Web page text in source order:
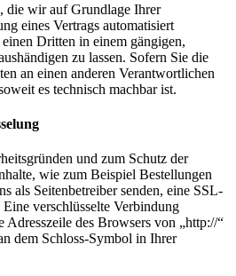
die wir auf Grundlage Ihrer
eines Vertrags automatisiert
Dritten in einem gängigen,
zu lassen. Sofern Sie die
an einen anderen Verantwortlichen
es technisch machbar ist.
und zum Schutz der
wie zum Beispiel Bestellungen
als Seitenbetreiber senden, eine SSL-
verschlüsselte Verbindung
Adresszeile des Browsers von „http://“
dem Schloss-Symbol in Ihrer